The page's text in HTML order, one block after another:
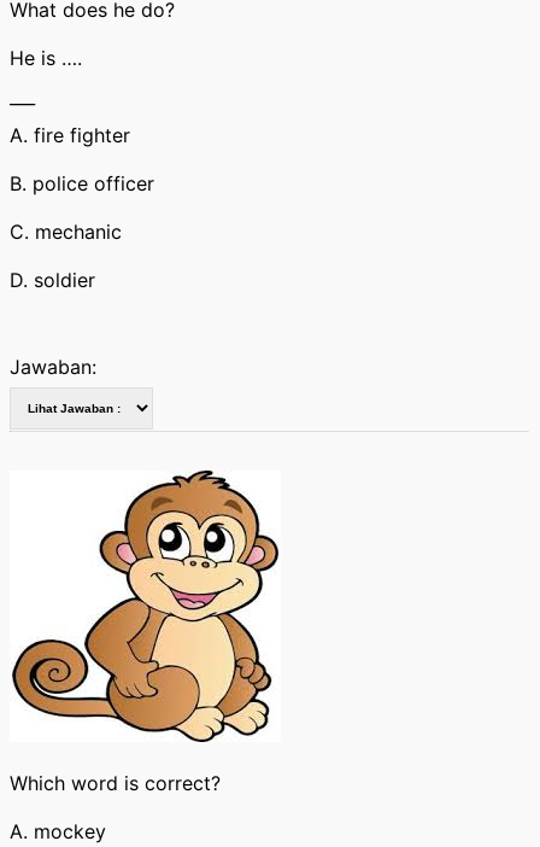
What does he do?
He is ….
A. fire fighter
B. police officer
C. mechanic
D. soldier
Jawaban:
Which word is correct?
A. mockey